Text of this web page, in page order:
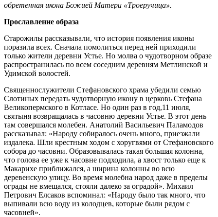
обретенная икона Божией Матери «Троеручица».
Прославление образа
Старожилы рассказывали, что история появления иконы
поразила всех. Сначала помолиться перед ней приходили
только жители деревни Устье. Но молва о чудотворном образе
распространилась по всем соседним деревням Метлинской и
Удимской волостей.
Священнослужители Стефановского храма убедили семью
Слотиных передать чудотворную икону в церковь Стефана
Великопермского в Котласе. Но один раз в год,11 июля,
святыня возвращалась в часовню деревни Устье. В этот день
там совершался молебен. Анатолий Васильевич Паламодов
рассказывал: «Народу собиралось очень много, приезжали
издалека. Шли крестным ходом с хоругвями от Стефановского
собора до часовни. Образовывалась такая большая колонна,
что голова ее уже к часовне подходила, а хвост только еще к
Макарихе приближался, а ширина колонны во всю
деревенскую улицу. Во время молебна народ даже в пределы
ограды не вмещался, стояли далеко за оградой». Михаил
Петрович Елсаков вспоминал: «Народу было так много, что
выпивали всю воду из колодцев, которые были рядом с
часовней».